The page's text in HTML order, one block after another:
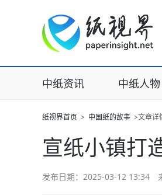
中纸资讯 中纸人物
纸视界首页 > 中国纸的故事 >文章详
宣纸小镇打
发布日期：2025-03-12 13:34